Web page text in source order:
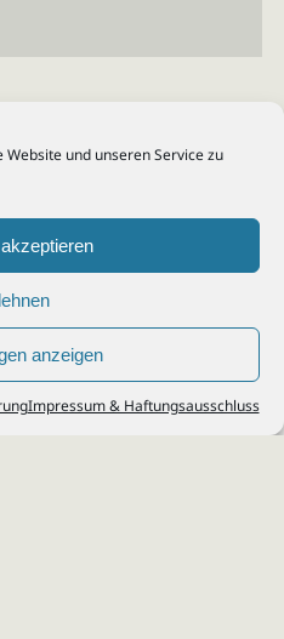
und unseren Service zu
anzeigen
Impressum & Haftungsausschluss
Poll, Porz, Deutz, Mülheim,